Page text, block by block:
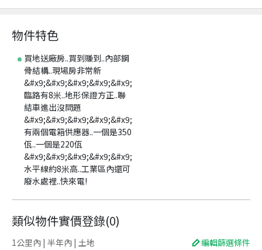
物件特色
買地送廠房..買到賺到..內部鋼
骨結構..現場房非常新
&#x9;&#x9;&#x9;&#x9;&#x9;
臨路有8米..地形保證方正..聯
結車進出沒問題
&#x9;&#x9;&#x9;&#x9;&#x9;
有兩個電箱供應器..一個是350
佤..一個是220佤
&#x9;&#x9;&#x9;&#x9;&#x9;
水平線約8米高..工業區內還可
廢水處裡..快來電!
類似物件實價登錄(0)
1公里內 | 半年內 | 土地 編輯篩選條件